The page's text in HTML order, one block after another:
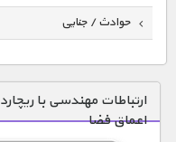
حوادث / جنایی
دنیای خوراکی ها
زمین شناسی / محیط زیست
ارتباطات مهندسی با
اعماق فضا